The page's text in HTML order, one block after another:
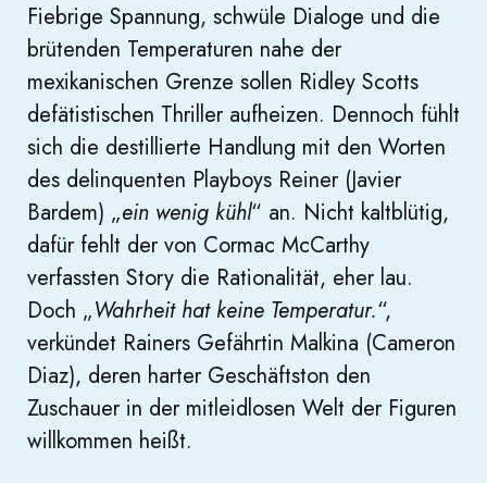
Fiebrige Spannung, schwüle Dialoge und die
brütenden Temperaturen nahe der
mexikanischen Grenze sollen Ridley Scotts
defätistischen Thriller aufheizen. Dennoch fühlt
sich die destillierte Handlung mit den Worten
des delinquenten Playboys Reiner (Javier
Bardem) „ein wenig kühl“ an. Nicht kaltblütig,
dafür fehlt der von Cormac McCarthy
verfassten Story die Rationalität, eher lau.
Doch „Wahrheit hat keine Temperatur.“,
verkündet Rainers Gefährtin Malkina (Cameron
Diaz), deren harter Geschäftston den
Zuschauer in der mitleidlosen Welt der Figuren
willkommen heißt.